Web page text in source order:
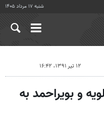
شنبه ۱۷ مرداد ۱۴۰۵
۱۲ تیر ۱۳۹۱، ۱۶:۴۲
و بویراحمد به